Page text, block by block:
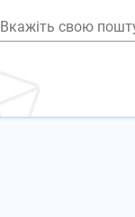
Вкажіть свою